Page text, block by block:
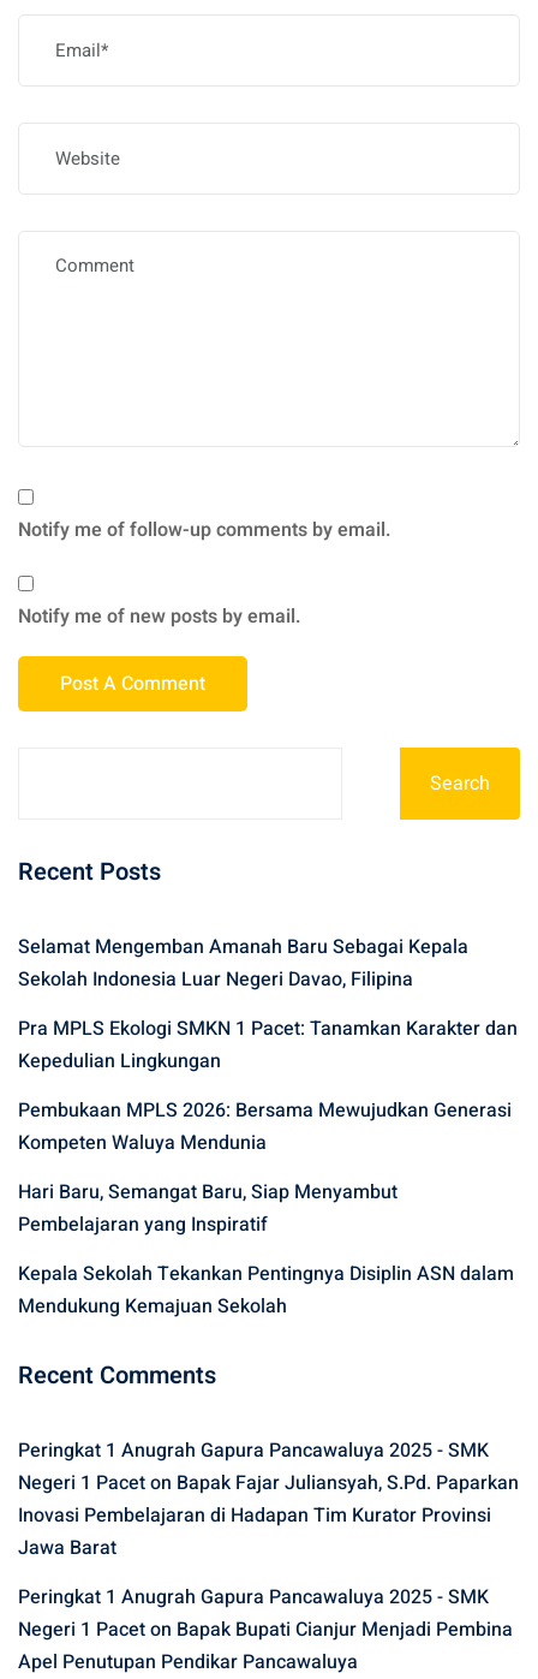
Notify me of follow-up comments by email.
Notify me of new posts by email.
Search
Recent Posts
Selamat Mengemban Amanah Baru Sebagai Kepala
Sekolah Indonesia Luar Negeri Davao, Filipina
Pra MPLS Ekologi SMKN 1 Pacet: Tanamkan Karakter dan
Kepedulian Lingkungan
Pembukaan MPLS 2026: Bersama Mewujudkan Generasi
Kompeten Waluya Mendunia
Hari Baru, Semangat Baru, Siap Menyambut
Pembelajaran yang Inspiratif
Kepala Sekolah Tekankan Pentingnya Disiplin ASN dalam
Mendukung Kemajuan Sekolah
Recent Comments
Peringkat 1 Anugrah Gapura Pancawaluya 2025 - SMK
Negeri 1 Paceton Bapak Fajar Juliansyah, S.Pd. Paparkan
Inovasi Pembelajaran di Hadapan Tim Kurator Provinsi
Jawa Barat
Peringkat 1 Anugrah Gapura Pancawaluya 2025 - SMK
Negeri 1 Paceton Bapak Bupati Cianjur Menjadi Pembina
Apel Penutupan Pendikar Pancawaluya